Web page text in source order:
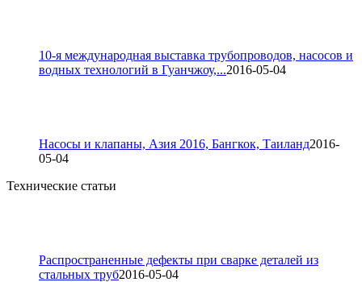
10-я международная выставка трубопроводов, насосов и
водных технологий в Гуанчжоу,...2016-05-04
Насосы и клапаны, Азия 2016, Бангкок, Таиланд2016-
05-04
Технические статьи
Распространенные дефекты при сварке деталей из
стальных труб2016-05-04